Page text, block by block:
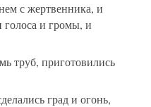
с жертвенника, и
и громы, и
труб, приготовились
град и огонь,